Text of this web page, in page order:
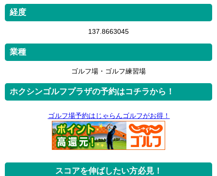
経度
137.8663045
業種
ゴルフ場・ゴルフ練習場
ホクシンゴルフプラザの予約はコチラから！
ゴルフ場予約はじゃらんゴルフがお得！
スコアを伸ばしたい方必見！